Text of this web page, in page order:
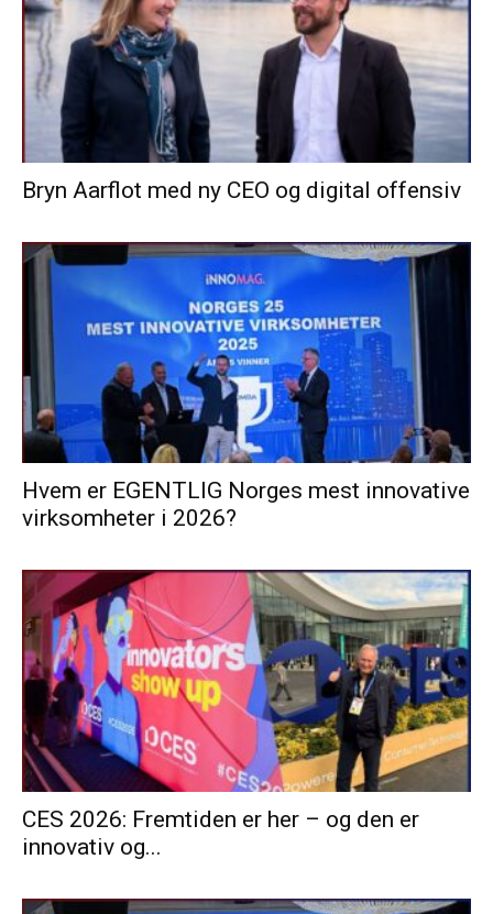
Bryn Aarflot med ny CEO og digital offensiv
Hvem er EGENTLIG Norges mest innovative
virksomheter i 2026?
CES 2026: Fremtiden er her – og den er
innovativ og...